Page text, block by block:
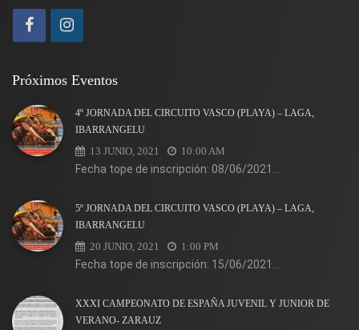
Próximos Eventos
4º JORNADA DEL CIRCUITO VASCO (PLAYA) – LAGA,
IBARRANGELU
13 JUNIO, 2021 10:00 AM
Fecha tope de inscripción: 08/06/2021...
5º JORNADA DEL CIRCUITO VASCO (PLAYA) – LAGA,
IBARRANGELU
20 JUNIO, 2021 1:00 PM
Fecha tope de inscripción: 15/06/2021...
XXXI CAMPEONATO DE ESPAÑA JUVENIL Y JUNIOR DE
VERANO- ZARAUZ